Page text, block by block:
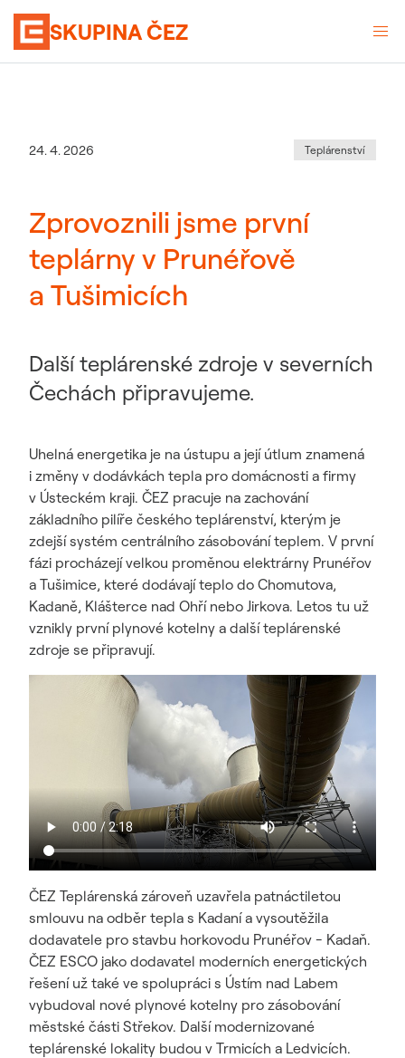
SKUPINA ČEZ
Datum zveřejnění
24. 4. 2026 Kategorie:
Teplárenství
Zprovoznili jsme první
teplárny v Prunéřově
a Tušimicích
Další teplárenské zdroje v severních
Čechách připravujeme.
Uhelná energetika je na ústupu a její útlum znamená
i změny v dodávkách tepla pro domácnosti a firmy
v Ústeckém kraji. ČEZ pracuje na zachování
základního pilíře českého teplárenství, kterým je
zdejší systém centrálního zásobování teplem. V první
fázi procházejí velkou proměnou elektrárny Prunéřov
a Tušimice, které dodávají teplo do Chomutova,
Kadaně, Klášterce nad Ohří nebo Jirkova. Letos tu už
vznikly první plynové kotelny a další teplárenské
zdroje se připravují.
ČEZ Teplárenská zároveň uzavřela patnáctiletou
smlouvu na odběr tepla s Kadaní a vysoutěžila
dodavatele pro stavbu horkovodu Prunéřov - Kadaň.
ČEZ ESCO jako dodavatel moderních energetických
řešení už také ve spolupráci s Ústím nad Labem
vybudoval nové plynové kotelny pro zásobování
městské části Střekov. Další modernizované
teplárenské lokality budou v Trmicích a Ledvicích.